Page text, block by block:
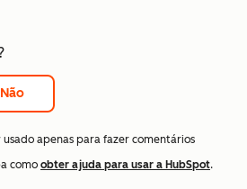
Não
apenas para fazer comentários
como obter ajuda para usar a HubSpot.